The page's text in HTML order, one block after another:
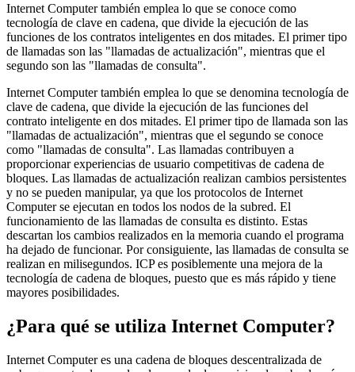
Internet Computer también emplea lo que se conoce como
tecnología de clave en cadena, que divide la ejecución de las
funciones de los contratos inteligentes en dos mitades. El primer tipo
de llamadas son las "llamadas de actualización", mientras que el
segundo son las "llamadas de consulta".
Internet Computer también emplea lo que se denomina tecnología de
clave de cadena, que divide la ejecución de las funciones del
contrato inteligente en dos mitades. El primer tipo de llamada son las
"llamadas de actualización", mientras que el segundo se conoce
como "llamadas de consulta". Las llamadas contribuyen a
proporcionar experiencias de usuario competitivas de cadena de
bloques. Las llamadas de actualización realizan cambios persistentes
y no se pueden manipular, ya que los protocolos de Internet
Computer se ejecutan en todos los nodos de la subred. El
funcionamiento de las llamadas de consulta es distinto. Estas
descartan los cambios realizados en la memoria cuando el programa
ha dejado de funcionar. Por consiguiente, las llamadas de consulta se
realizan en milisegundos. ICP es posiblemente una mejora de la
tecnología de cadena de bloques, puesto que es más rápido y tiene
mayores posibilidades.
¿Para qué se utiliza Internet Computer?
Internet Computer es una cadena de bloques descentralizada de